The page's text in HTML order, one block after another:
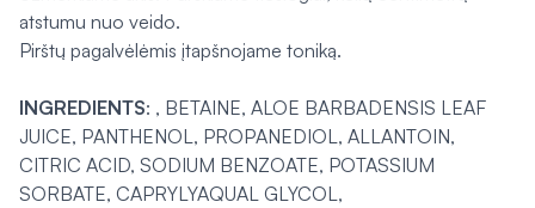
atstumu nuo veido.
Pirštų pagalvėlėmis įtapšnojame toniką.
INGREDIENTS: , BETAINE, ALOE BARBADENSIS LEAF
JUICE, PANTHENOL, PROPANEDIOL, ALLANTOIN,
CITRIC ACID, SODIUM BENZOATE, POTASSIUM
SORBATE, CAPRYLYAQUAL GLYCOL,